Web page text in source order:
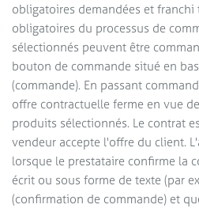
obligatoires demandées et franchi
obligatoires du processus de
sélectionnés peuvent être
bouton de commande situé en
(commande). En passant
offre contractuelle ferme en vue
produits sélectionnés. Le contrat
vendeur accepte l'offre du client.
lorsque le prestataire confirme la
écrit ou sous forme de texte (par
(confirmation de commande) et